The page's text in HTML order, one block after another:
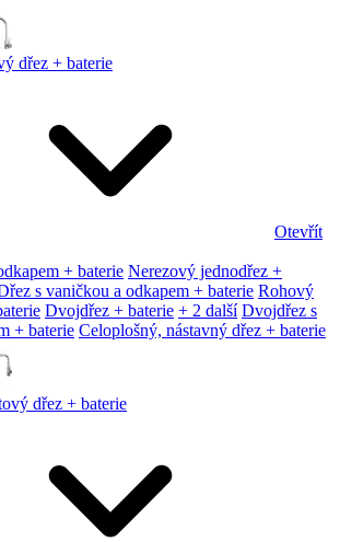
dřez + baterie
Otevřít
+ baterie Nerezový jednodřez +
s vaničkou a odkapem + baterie Rohový
Dvojdřez + baterie + 2 další Dvojdřez s
+ baterie Celoplošný, nástavný dřez + baterie
dřez + baterie